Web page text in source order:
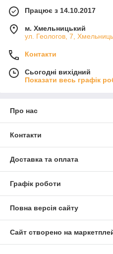
Працює з 14.10.2017
м. Хмельницький
ул. Геологов, 7,
Контакти
Сьогодні вихідний
Показати весь графік
Про нас
Контакти
Доставка та оплата
Графік роботи
Повна версія сайту
Сайт створено на